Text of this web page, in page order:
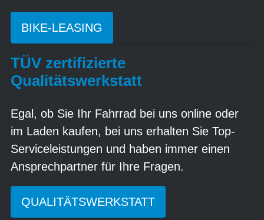
BIKE-LEASING
TÜV zertifizierte
Qualitätswerkstatt
Egal, ob Sie Ihr Fahrrad bei uns online oder
im Laden kaufen, bei uns erhalten Sie Top-
Serviceleistungen und haben immer einen
Ansprechpartner für Ihre Fragen.
QUALITÄTSWERKSTATT